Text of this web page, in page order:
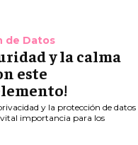
de Datos
y la calma
este
y la protección de datos
importancia para los